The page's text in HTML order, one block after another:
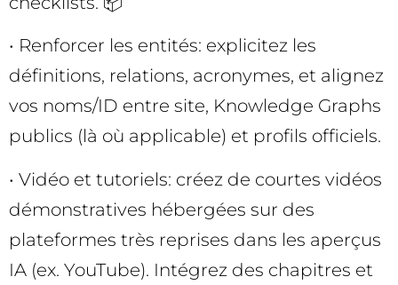
• Renforcer les entités: explicitez les
définitions, relations, acronymes, et alignez
vos noms/ID entre site, Knowledge Graphs
publics (là où applicable) et profils officiels.
• Vidéo et tutoriels: créez de courtes vidéos
démonstratives hébergées sur des
plateformes très reprises dans les aperçus
IA (ex. YouTube). Intégrez des chapitres et